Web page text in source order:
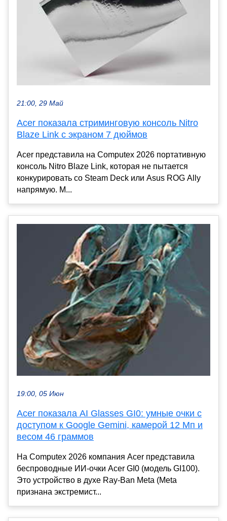
21:00, 29 Май
Acer показала стриминговую консоль Nitro
Blaze Link с экраном 7 дюймов
Acer представила на Computex 2026 портативную
консоль Nitro Blaze Link, которая не пытается
конкурировать со Steam Deck или Asus ROG Ally
напрямую. М...
19:00, 05 Июн
Acer показала AI Glasses GI0: умные очки с
доступом к Google Gemini, камерой 12 Мп и
весом 46 граммов
На Computex 2026 компания Acer представила
беспроводные ИИ-очки Acer GI0 (модель GI100).
Это устройство в духе Ray-Ban Meta (Meta
признана экстремист...